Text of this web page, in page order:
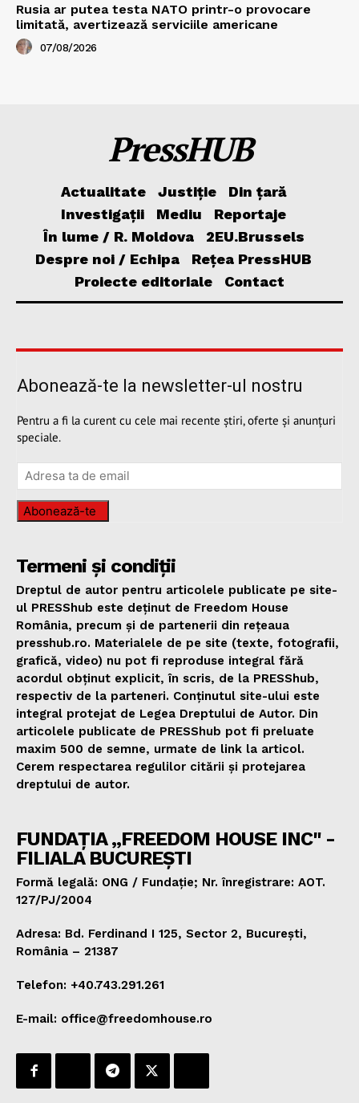
Rusia ar putea testa NATO printr-o provocare
limitată, avertizează serviciile americane
07/08/2026
PressHUB
Actualitate Justiție
Din țară
Investigații
Mediu
Reportaje
În lume / R. Moldova
2EU.Brussels
Despre noi / Echipa
Rețea PressHUB
Proiecte editoriale
Contact
Abonează-te la newsletter-ul nostru
Pentru a fi la curent cu cele mai recente știri, oferte și anunțuri
speciale.
Abonează-te
Termeni și condiții
Dreptul de autor pentru articolele publicate pe site-
ul PRESShub este deținut de Freedom House
România, precum și de partenerii din rețeaua
presshub.ro. Materialele de pe site (texte, fotografii,
grafică, video) nu pot fi reproduse integral fără
acordul obținut explicit, în scris, de la PRESShub,
respectiv de la parteneri. Conținutul site-ului este
integral protejat de Legea Dreptului de Autor. Din
articolele publicate de PRESShub pot fi preluate
maxim 500 de semne, urmate de link la articol.
Cerem respectarea regulilor citării și protejarea
dreptului de autor.
FUNDAȚIA „FREEDOM HOUSE INC" -
FILIALA BUCUREȘTI
Formă legală: ONG / Fundație; Nr. înregistrare: AOT.
127/PJ/2004
Adresa: Bd. Ferdinand I 125, Sector 2, București,
România – 21387
Telefon: +40.743.291.261
E-mail: office@freedomhouse.ro